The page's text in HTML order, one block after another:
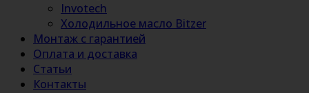
Invotech
Холодильное масло Bitzer
Монтаж с гарантией
Оплата и доставка
Статьи
Контакты